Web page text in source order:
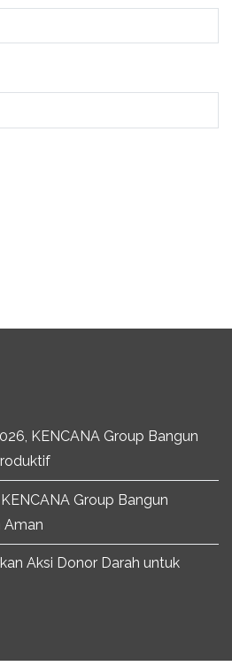
KENCANA Group Bangun
Group Bangun
Aman
Aksi Donor Darah untuk